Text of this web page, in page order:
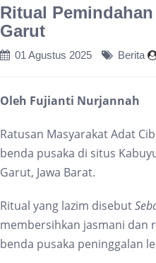
Ritual
Garut
01 Agustus 2025 Berita
Oleh Fujianti Nurjannah
Ratusan Masyarakat Adat
benda pusaka di situs
Garut, Jawa Barat.
Ritual yang lazim disebut
membersihkan jasmani dan
benda pusaka peninggalan